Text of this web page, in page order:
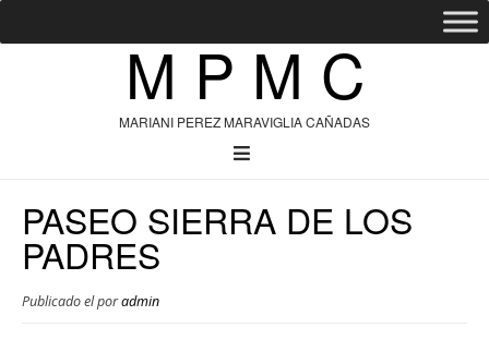
M P M C
MARIANI PEREZ MARAVIGLIA CAÑADAS
PASEO SIERRA DE LOS
PADRES
Publicado elporadmin